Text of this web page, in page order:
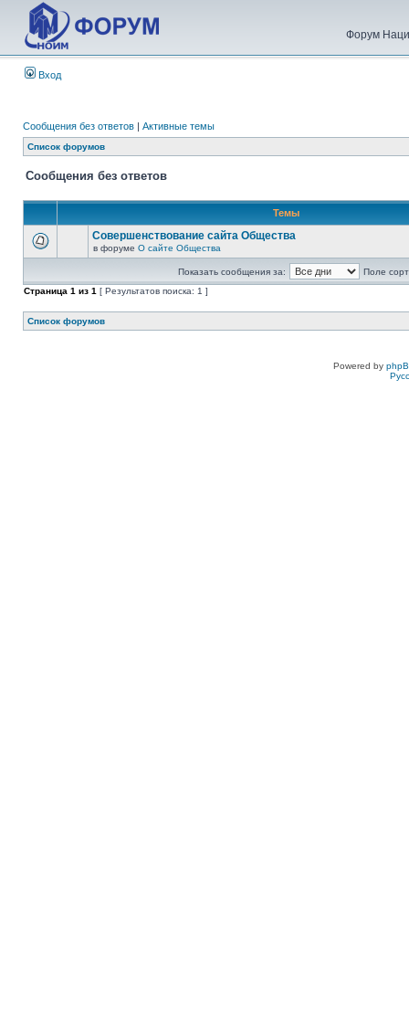
Форум
Вход
Сообщения без ответов | Активные темы
Список форумов
Сообщения без ответов
Темы
Совершенствование сайта Общества
в форуме О сайте Общества
Показать сообщения за:
Поле
Страница 1 из 1 [ Результатов поиска: 1 ]
Список форумов
Powered by